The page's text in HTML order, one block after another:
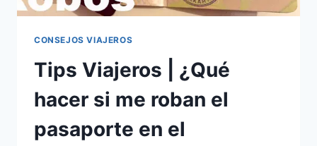
CONSEJOS VIAJEROS
Tips Viajeros | ¿Qué
hacer si me roban el
pasaporte en el